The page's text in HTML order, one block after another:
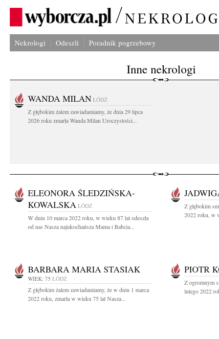
Nekrologi Odeszli Poradnik pogrzebowy
Inne nekrologi
WANDA MILAN ŁÓDŹ
Z głębokim żalem zawiadamiamy, że dnia 29 lipca
2026 roku zmarła Wanda Milan Uroczystości...
ELEONORA ŚLEDZIŃSKA-
KOWALSKA ŁÓDŹ
W dniu 10 marca 2022 roku, w wieku 87 lat odeszła
od nas Nasza najukochańsza Mama i Babcia...
Z głębokim
2022 roku, w
BARBARA MARIA STASIAK
WIEK: 75 ŁÓDŹ
Z głębokim żalem zawiadamiamy, że w dniu 1 marca
2022 roku, zmarła w wieku 75 lat Nasza...
PIOTR
Z ogromnym
lutego 2022